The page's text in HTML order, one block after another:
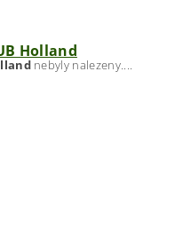
Holland
nebyly nalezeny....